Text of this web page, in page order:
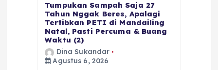
Tumpukan Sampah Saja 27
Tahun Nggak Beres, Apalagi
Tertibkan PETI di Mandailing
Natal, Pasti Percuma & Buang
Waktu (2)
Dina Sukandar
Agustus 6, 2026